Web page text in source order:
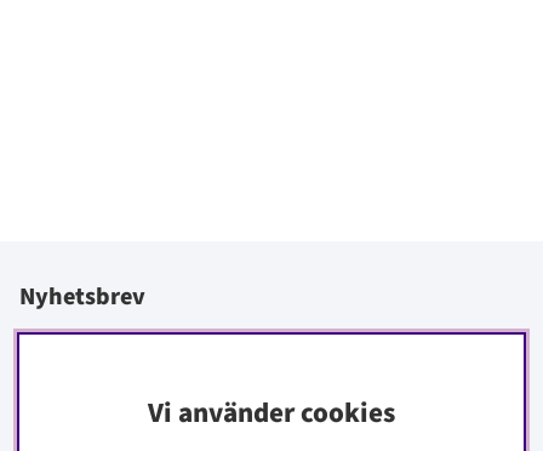
Nyhetsbrev
Vi använder cookies